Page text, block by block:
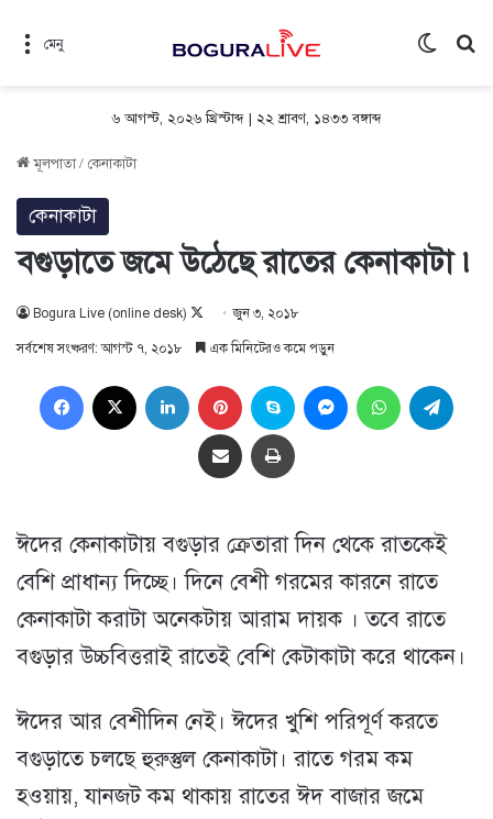
মেনু
৬ আগস্ট, ২০২৬ খ্রিস্টাব্দ| ২২ শ্রাবণ, ১৪৩৩ বঙ্গাব্দ
মূলপাতা/ কেনাকাটা
কেনাকাটা
বগুড়াতে জমে উঠেছে রাতের কেনাকাটা ৷
Bogura Live (online desk)
Follow
on
জুন ৩, ২০১৮
সর্বশেষ সংষ্করণ: আগস্ট ৭, ২০১৮ এক মিনিটেরও কমে পড়ুন
Facebook LinkedIn Pinterest Skype MessengerWhatsApp
Share via Email প্রিন্ট
ঈদের কেনাকাটায় বগুড়ার ক্রেতারা দিন থেকে রাতকেই
বেশি প্রাধান্য দিচ্ছে। দিনে বেশী গরমের কারনে রাতে
কেনাকাটা করাটা অনেকটায় আরাম দায়ক । তবে রাতে
বগুড়ার উচ্চবিত্তরাই রাতেই বেশি কেটাকাটা করে থাকেন।
ঈদের আর বেশীদিন নেই। ঈদের খুশি পরিপূর্ণ করতে
বগুড়াতে চলছে হুরুস্তুল কেনাকাটা। রাতে গরম কম
হওয়ায়, যানজট কম থাকায় রাতের ঈদ বাজার জমে